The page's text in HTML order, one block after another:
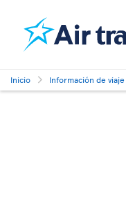
Inicio Información de viaje